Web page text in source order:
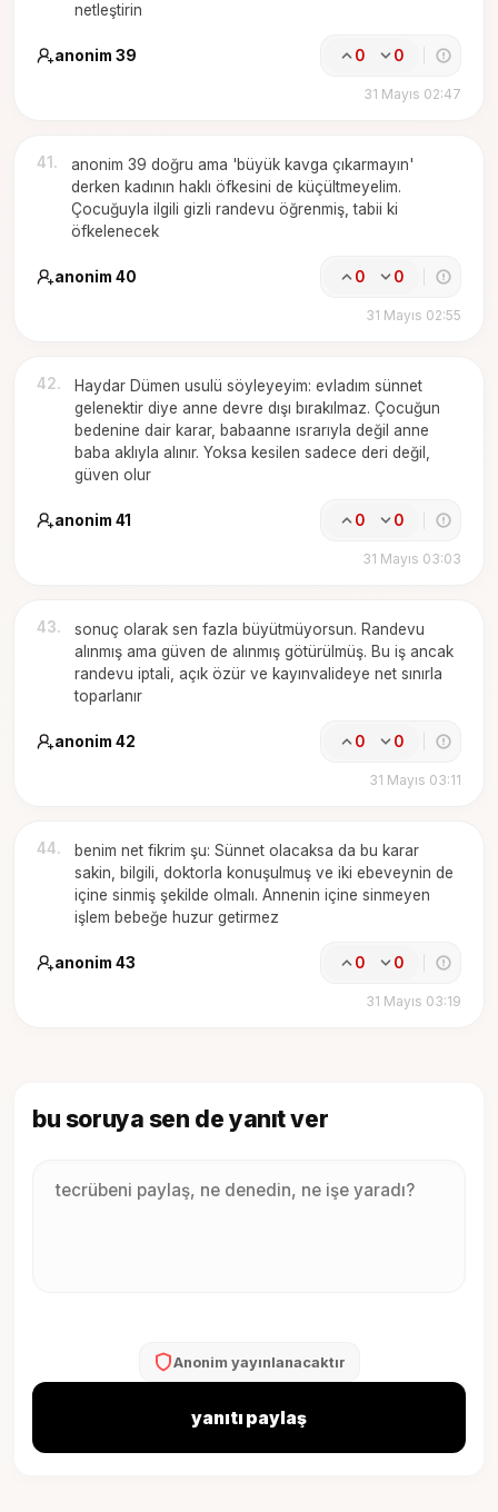
netleştirin
anonim 39 0 0
31 Mayıs 02:47
41 .
anonim 39 doğru ama 'büyük kavga çıkarmayın'
derken kadının haklı öfkesini de küçültmeyelim.
Çocuğuyla ilgili gizli randevu öğrenmiş, tabii ki
öfkelenecek
anonim 40 0 0
31 Mayıs 02:55
42.
Haydar Dümen usulü söyleyeyim: evladım sünnet
gelenektir diye anne devre dışı bırakılmaz. Çocuğun
bedenine dair karar, babaanne ısrarıyla değil anne
baba aklıyla alınır. Yoksa kesilen sadece deri değil,
güven olur
anonim 41 0 0
31 Mayıs 03:03
43.
sonuç olarak sen fazla büyütmüyorsun. Randevu
alınmış ama güven de alınmış götürülmüş. Bu iş ancak
randevu iptali, açık özür ve kayınvalideye net sınırla
toparlanır
anonim 42 0 0
31 Mayıs 03:11
44.
benim net fikrim şu: Sünnet olacaksa da bu karar
sakin, bilgili, doktorla konuşulmuş ve iki ebeveynin de
içine sinmiş şekilde olmalı. Annenin içine sinmeyen
işlem bebeğe huzur getirmez
anonim 43 0 0
31 Mayıs 03:19
bu soruya sen de yanıt ver
Anonim yayınlanacaktır
yanıtı paylaş